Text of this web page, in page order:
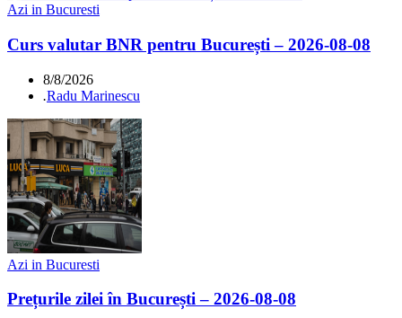
Azi in Bucuresti
Curs valutar BNR pentru București – 2026-08-08
8/8/2026
.Radu Marinescu
Azi in Bucuresti
Prețurile zilei în București – 2026-08-08